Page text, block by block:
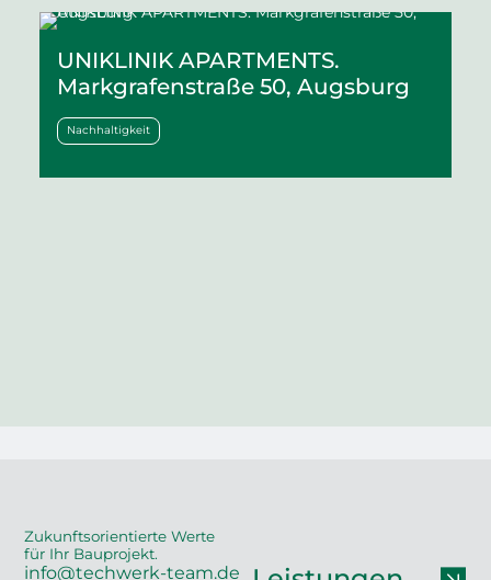
UNIKLINIK APARTMENTS.
Markgrafenstraße 50, Augsburg
Nachhaltigkeit
Zukunftsorientierte Werte
für Ihr Bauprojekt.
info@techwerk-team.de